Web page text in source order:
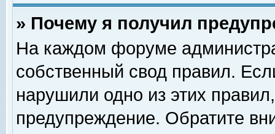
» Почему я получил
На каждом форуме
собственный свод правил.
нарушили одно из этих
предупреждение. Обратите